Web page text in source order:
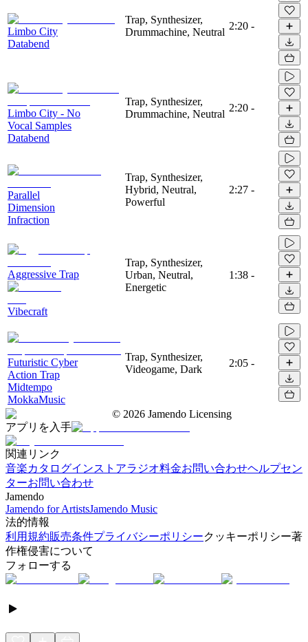
Limbo City
Databend
Trap, Synthesizer,
Drummachine, Neutral
2:20 -
Limbo City - No
Vocal Samples
Databend
Trap, Synthesizer,
Drummachine, Neutral
2:20 -
Parallel
Dimension
Infraction
Trap, Synthesizer,
Hybrid, Neutral,
Powerful
2:27 -
Aggressive Trap
Vibecraft
Trap, Synthesizer,
Urban, Neutral,
Energetic
1:38 -
Futuristic Cyber
Action Trap
Midtempo
MokkaMusic
Trap, Synthesizer,
Videogame, Dark
2:05 -
© 2026 Jamendo Licensing
アプリを入手
関連リンク
音楽カタログインストアラジオ料金お問い合わせヘルプセン
ターお問い合わせ
Jamendo
Jamendo for ArtistsJamendo Music
法的情報
利用規約販売条件プライバシーポリシークッキーポリシー著
作権侵害について
フォローする